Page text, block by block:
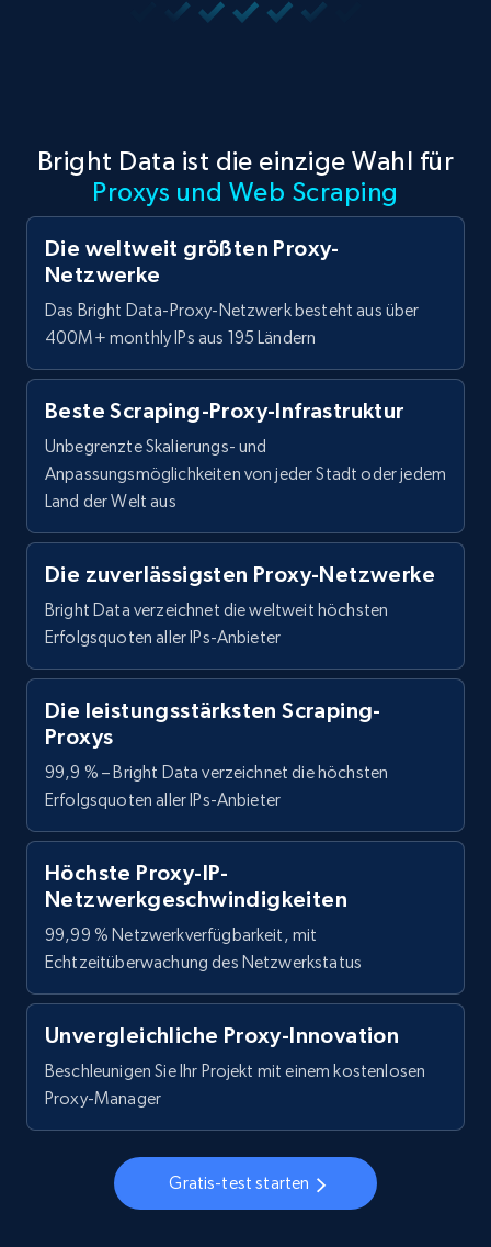
Bright Data ist die einzige Wahl für
Proxys und Web Scraping
Die weltweit größten Proxy-
Netzwerke
Das Bright Data-Proxy-Netzwerk besteht aus über
400M+ monthly IPs aus 195 Ländern
Beste Scraping-Proxy-Infrastruktur
Unbegrenzte Skalierungs- und
Anpassungsmöglichkeiten von jeder Stadt oder jedem
Land der Welt aus
Die zuverlässigsten Proxy-Netzwerke
Bright Data verzeichnet die weltweit höchsten
Erfolgsquoten aller IPs-Anbieter
Die leistungsstärksten Scraping-
Proxys
99,9 % – Bright Data verzeichnet die höchsten
Erfolgsquoten aller IPs-Anbieter
Höchste Proxy-IP-
Netzwerkgeschwindigkeiten
99,99 % Netzwerkverfügbarkeit, mit
Echtzeitüberwachung des Netzwerkstatus
Unvergleichliche Proxy-Innovation
Beschleunigen Sie Ihr Projekt mit einem kostenlosen
Proxy-Manager
Gratis-test starten